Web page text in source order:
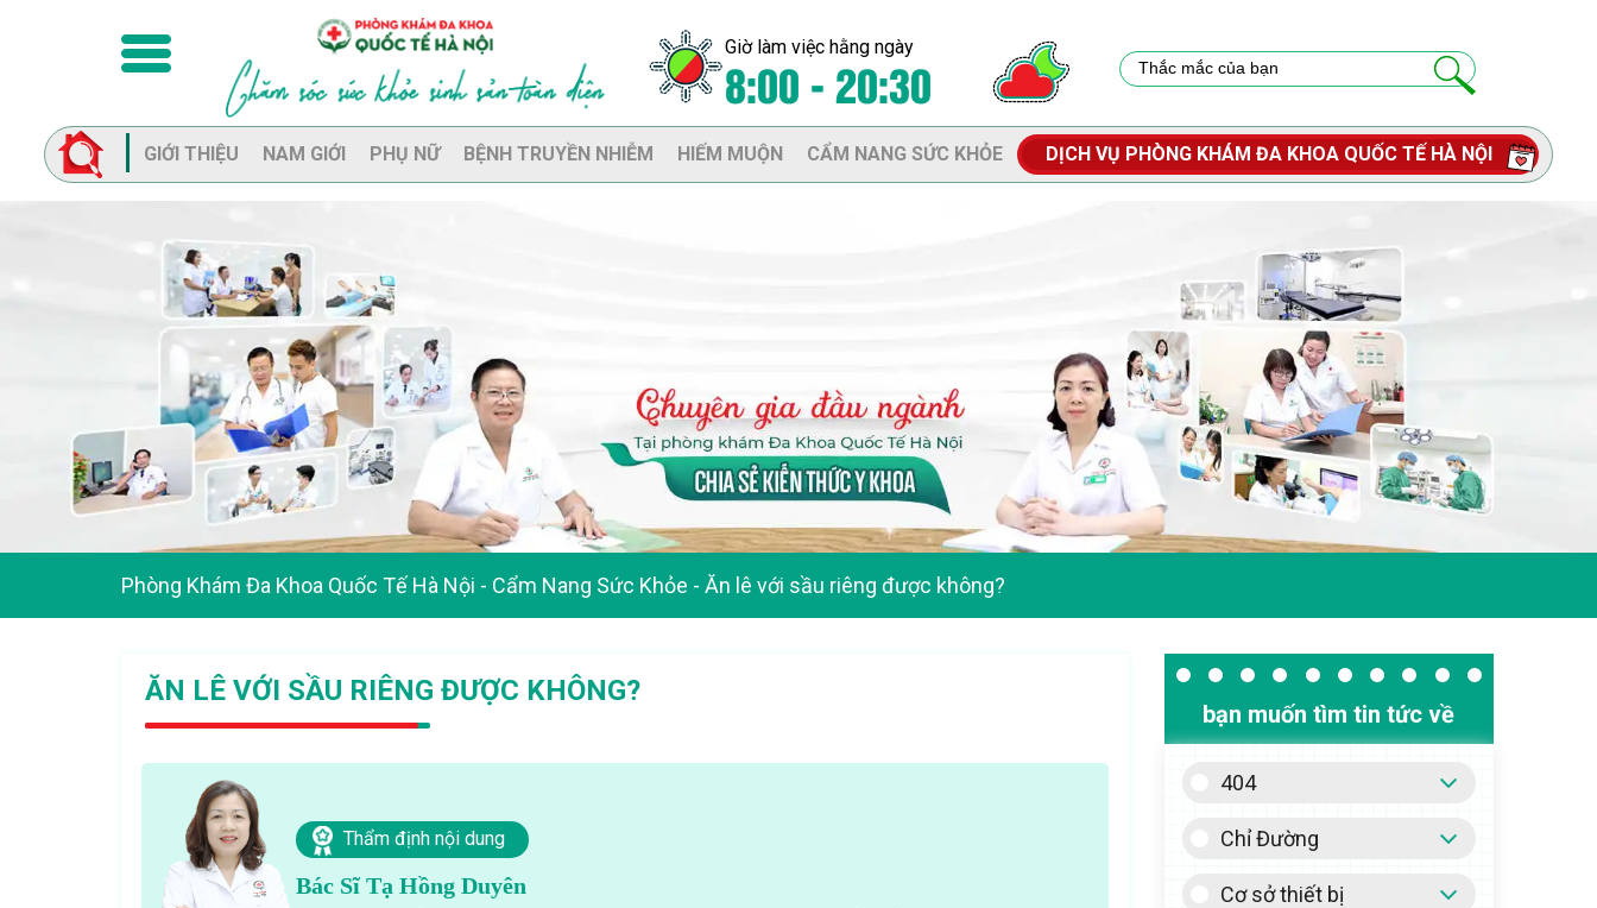
Giờ làm việc hằng ngày
8:00 - 20:30
GIỚI THIỆU NAM GIỚI PHỤ NỮ BỆNH TRUYỀN NHIỄM HIẾM MUỘN CẨM NANG SỨC KHỎE DỊCH VỤ PHÒNG KHÁM ĐA KHOA QUỐC TẾ HÀ NỘI
Phòng Khám Đa Khoa Quốc Tế Hà Nội - Cẩm Nang Sức Khỏe - Ăn lê với sầu riêng được không?
ĂN LÊ VỚI SẦU RIÊNG ĐƯỢC KHÔNG?
Thẩm định nội dung
Bác Sĩ Tạ Hồng Duyên
bạn muốn tìm tin tức về
404
Chỉ Đường
Cơ sở thiết bị